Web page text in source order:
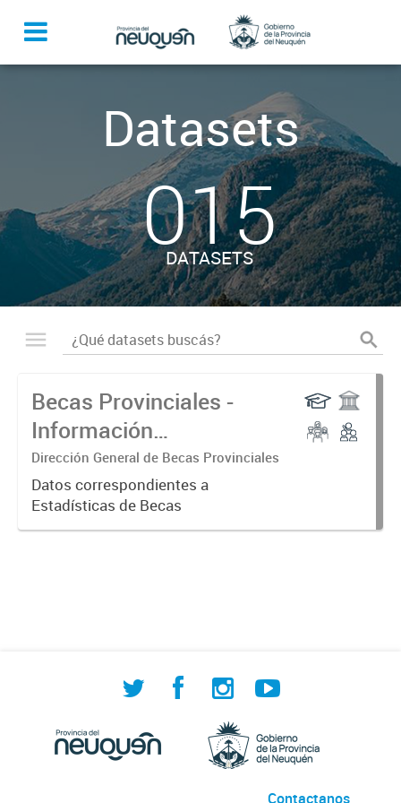
Datasets
015
DATASETS
Becas Provinciales -
Información
Consolidada
Dirección General de Becas Provinciales
Datos correspondientes a
Estadísticas de Becas
Contactanos